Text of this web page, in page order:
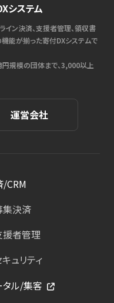
システム
イン決済、支援者管理、領収書
能が揃った寄付DXシステムで
規模の団体まで、3,000以上
運営会社
/CRM
集決済
援者管理
ュリティ
タル/集客